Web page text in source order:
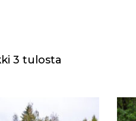
3 tulosta